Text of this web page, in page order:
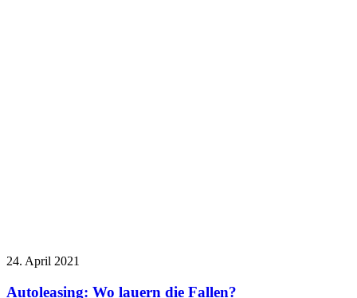
24. April 2021
Autoleasing: Wo lauern die Fallen?